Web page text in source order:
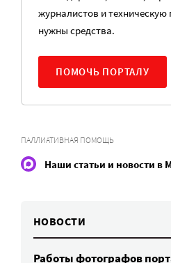
журналистов и техническую
нужны средства.
ПОМОЧЬ ПОРТАЛУ
ПАЛЛИАТИВНАЯ ПОМОЩЬ
Наши статьи и новости в
НОВОСТИ
Работы фотографов